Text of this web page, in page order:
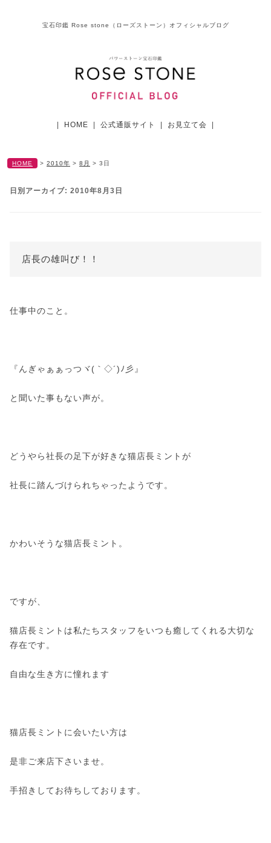
宝石印鑑 Rose stone（ローズストーン）オフィシャルブログ
HOME 公式通販サイト お見立て会
HOME > 2010年 > 8月 > 3日
日別アーカイブ: 2010年8月3日
店長の雄叫び！！
仕事中のこと。
『んぎゃぁぁっつヾ(｀◇´)ﾉ彡』
と聞いた事もない声が。
どうやら社長の足下が好きな猫店長ミントが
社長に踏んづけられちゃったようです。
かわいそうな猫店長ミント。
ですが、
猫店長ミントは私たちスタッフをいつも癒してくれる大切な
存在です。
自由な生き方に憧れます
猫店長ミントに会いたい方は
是非ご来店下さいませ。
手招きしてお待ちしております。